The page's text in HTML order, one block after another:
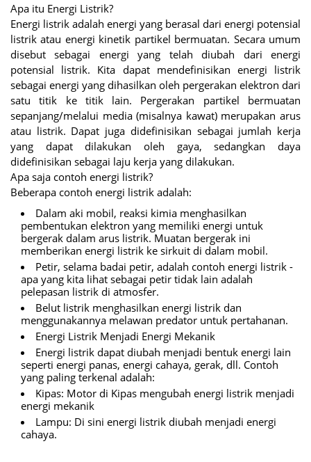
Apa itu Energi Listrik?
Energi listrik adalah energi yang berasal dari energi potensial
listrik atau energi kinetik partikel bermuatan. Secara umum
disebut sebagai energi yang telah diubah dari energi
potensial listrik. Kita dapat mendefinisikan energi listrik
sebagai energi yang dihasilkan oleh pergerakan elektron dari
satu titik ke titik lain. Pergerakan partikel bermuatan
sepanjang/melalui media (misalnya kawat) merupakan arus
atau listrik. Dapat juga didefinisikan sebagai jumlah kerja
yang dapat dilakukan oleh gaya, sedangkan daya
didefinisikan sebagai laju kerja yang dilakukan.
Apa saja contoh energi listrik?
Beberapa contoh energi listrik adalah:
Dalam aki mobil, reaksi kimia menghasilkan
pembentukan elektron yang memiliki energi untuk
bergerak dalam arus listrik. Muatan bergerak ini
memberikan energi listrik ke sirkuit di dalam mobil.
Petir, selama badai petir, adalah contoh energi listrik -
apa yang kita lihat sebagai petir tidak lain adalah
pelepasan listrik di atmosfer.
Belut listrik menghasilkan energi listrik dan
menggunakannya melawan predator untuk pertahanan.
Energi Listrik Menjadi Energi Mekanik
Energi listrik dapat diubah menjadi bentuk energi lain
seperti energi panas, energi cahaya, gerak, dll. Contoh
yang paling terkenal adalah:
Kipas: Motor di Kipas mengubah energi listrik menjadi
energi mekanik
Lampu: Di sini energi listrik diubah menjadi energi
cahaya.